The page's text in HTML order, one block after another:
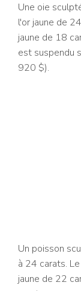
Une oie
l'or jaune de
jaune de 18
est suspendu
920 $).
Un poisson
à 24 carats.
jaune de 22